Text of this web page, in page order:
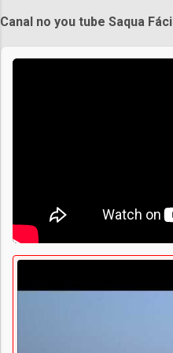
Canal no you tube Saqua Fácil